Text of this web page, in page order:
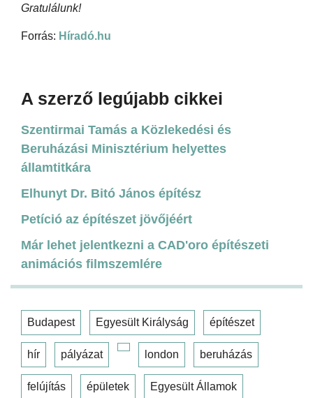
Gratulálunk!
Forrás: Híradó.hu
A szerző legújabb cikkei
Szentirmai Tamás a Közlekedési és
Beruházási Minisztérium helyettes
államtitkára
Elhunyt Dr. Bitó János építész
Petíció az építészet jövőjéért
Már lehet jelentkezni a CAD'oro építészeti
animációs filmszemlére
Budapest Egyesült Királyság építészet
hír pályázat london beruházás
felújítás épületek Egyesült Államok